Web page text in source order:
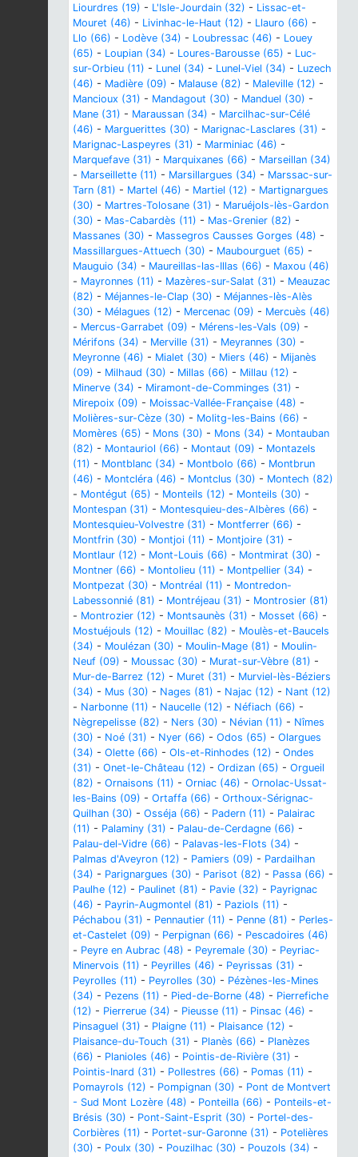
Liourdres (19) - L'Isle-Jourdain (32) - Lissac-et-
Mouret (46) - Livinhac-le-Haut (12) - Llauro (66) -
Llo (66) - Lodève (34) - Loubressac (46) - Louey
(65) - Loupian (34) - Loures-Barousse (65) - Luc-
sur-Orbieu (11) - Lunel (34) - Lunel-Viel (34) - Luzech
(46) - Madière (09) - Malause (82) - Maleville (12) -
Mancioux (31) - Mandagout (30) - Manduel (30) -
Mane (31) - Maraussan (34) - Marcilhac-sur-Célé
(46) - Marguerittes (30) - Marignac-Lasclares (31) -
Marignac-Laspeyres (31) - Marminiac (46) -
Marquefave (31) - Marquixanes (66) - Marseillan (34)
- Marseillette (11) - Marsillargues (34) - Marssac-sur-
Tarn (81) - Martel (46) - Martiel (12) - Martignargues
(30) - Martres-Tolosane (31) - Maruéjols-lès-Gardon
(30) - Mas-Cabardès (11) - Mas-Grenier (82) -
Massanes (30) - Massegros Causses Gorges (48) -
Massillargues-Attuech (30) - Maubourguet (65) -
Mauguio (34) - Maureillas-las-Illas (66) - Maxou (46)
- Mayronnes (11) - Mazères-sur-Salat (31) - Meauzac
(82) - Méjannes-le-Clap (30) - Méjannes-lès-Alès
(30) - Mélagues (12) - Mercenac (09) - Mercuès (46)
- Mercus-Garrabet (09) - Mérens-les-Vals (09) -
Mérifons (34) - Merville (31) - Meyrannes (30) -
Meyronne (46) - Mialet (30) - Miers (46) - Mijanès
(09) - Milhaud (30) - Millas (66) - Millau (12) -
Minerve (34) - Miramont-de-Comminges (31) -
Mirepoix (09) - Moissac-Vallée-Française (48) -
Molières-sur-Cèze (30) - Molitg-les-Bains (66) -
Momères (65) - Mons (30) - Mons (34) - Montauban
(82) - Montauriol (66) - Montaut (09) - Montazels
(11) - Montblanc (34) - Montbolo (66) - Montbrun
(46) - Montcléra (46) - Montclus (30) - Montech (82)
- Montégut (65) - Monteils (12) - Monteils (30) -
Montespan (31) - Montesquieu-des-Albères (66) -
Montesquieu-Volvestre (31) - Montferrer (66) -
Montfrin (30) - Montjoi (11) - Montjoire (31) -
Montlaur (12) - Mont-Louis (66) - Montmirat (30) -
Montner (66) - Montolieu (11) - Montpellier (34) -
Montpezat (30) - Montréal (11) - Montredon-
Labessonnié (81) - Montréjeau (31) - Montrosier (81)
- Montrozier (12) - Montsaunès (31) - Mosset (66) -
Mostuéjouls (12) - Mouillac (82) - Moulès-et-Baucels
(34) - Moulézan (30) - Moulin-Mage (81) - Moulin-
Neuf (09) - Moussac (30) - Murat-sur-Vèbre (81) -
Mur-de-Barrez (12) - Muret (31) - Murviel-lès-Béziers
(34) - Mus (30) - Nages (81) - Najac (12) - Nant (12)
- Narbonne (11) - Naucelle (12) - Néfiach (66) -
Nègrepelisse (82) - Ners (30) - Névian (11) - Nîmes
(30) - Noé (31) - Nyer (66) - Odos (65) - Olargues
(34) - Olette (66) - Ols-et-Rinhodes (12) - Ondes
(31) - Onet-le-Château (12) - Ordizan (65) - Orgueil
(82) - Ornaisons (11) - Orniac (46) - Ornolac-Ussat-
les-Bains (09) - Ortaffa (66) - Orthoux-Sérignac-
Quilhan (30) - Osséja (66) - Padern (11) - Palairac
(11) - Palaminy (31) - Palau-de-Cerdagne (66) -
Palau-del-Vidre (66) - Palavas-les-Flots (34) -
Palmas d'Aveyron (12) - Pamiers (09) - Pardailhan
(34) - Parignargues (30) - Parisot (82) - Passa (66) -
Paulhe (12) - Paulinet (81) - Pavie (32) - Payrignac
(46) - Payrin-Augmontel (81) - Paziols (11) -
Péchabou (31) - Pennautier (11) - Penne (81) - Perles-
et-Castelet (09) - Perpignan (66) - Pescadoires (46)
- Peyre en Aubrac (48) - Peyremale (30) - Peyriac-
Minervois (11) - Peyrilles (46) - Peyrissas (31) -
Peyrolles (11) - Peyrolles (30) - Pézènes-les-Mines
(34) - Pezens (11) - Pied-de-Borne (48) - Pierrefiche
(12) - Pierrerue (34) - Pieusse (11) - Pinsac (46) -
Pinsaguel (31) - Plaigne (11) - Plaisance (12) -
Plaisance-du-Touch (31) - Planès (66) - Planèzes
(66) - Planioles (46) - Pointis-de-Rivière (31) -
Pointis-Inard (31) - Pollestres (66) - Pomas (11) -
Pomayrols (12) - Pompignan (30) - Pont de Montvert
- Sud Mont Lozère (48) - Ponteilla (66) - Ponteils-et-
Brésis (30) - Pont-Saint-Esprit (30) - Portel-des-
Corbières (11) - Portet-sur-Garonne (31) - Potelières
(30) - Poulx (30) - Pouzilhac (30) - Pouzols (34) -